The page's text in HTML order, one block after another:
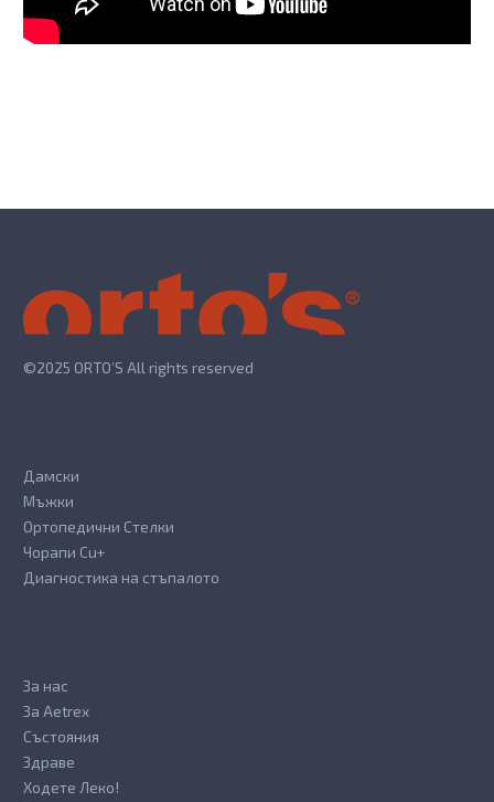
©2025 ORTO’S All rights reserved
Дамски
Мъжки
Ортопедични Стелки
Чорапи Cu+
Диагностика на стъпалото
За нас
За Aetrex
Състояния
Здраве
Ходете Леко!